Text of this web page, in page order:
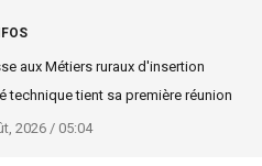
aux Métiers ruraux d'insertion
technique tient sa première réunion
2026 / 05:04